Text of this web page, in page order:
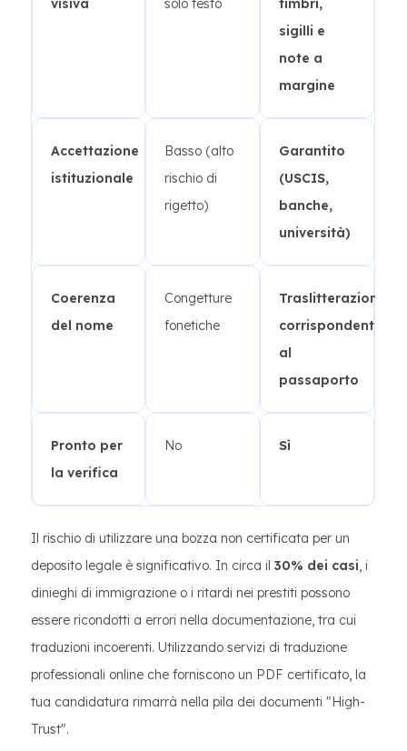
visiva
solo testo
timbri,
sigilli e
note a
margine
Accettazione
istituzionale
Basso (alto
rischio di
rigetto)
Garantito
(USCIS,
banche,
università)
Coerenza
del nome
Congetture
fonetiche
Traslitterazione
corrispondente
al
passaporto
Pronto per
la verifica
No Sì
Il rischio di utilizzare una bozza non certificata per un
deposito legale è significativo. In circa il 30% dei casi, i
dinieghi di immigrazione o i ritardi nei prestiti possono
essere ricondotti a errori nella documentazione, tra cui
traduzioni incoerenti. Utilizzando servizi di traduzione
professionali online che forniscono un PDF certificato, la
tua candidatura rimarrà nella pila dei documenti "High-
Trust".